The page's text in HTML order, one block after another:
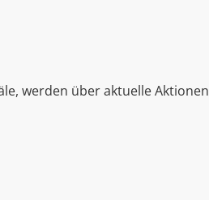
werden über aktuelle Aktionen